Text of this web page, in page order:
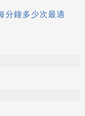
分鐘多少次最適